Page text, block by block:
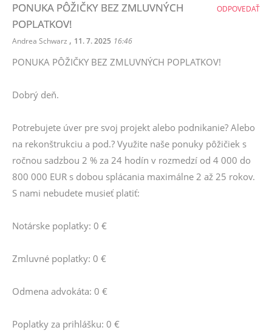
PONUKA PÔŽIČKY BEZ ZMLUVNÝCH
POPLATKOV!
Andrea Schwarz , 11. 7. 2025 16:46
PONUKA PÔŽIČKY BEZ ZMLUVNÝCH POPLATKOV!
Dobrý deň.
Potrebujete úver pre svoj projekt alebo podnikanie? Alebo
na rekonštrukciu a pod.? Využite naše ponuky pôžičiek s
ročnou sadzbou 2 % za 24 hodín v rozmedzí od 4 000 do
800 000 EUR s dobou splácania maximálne 2 až 25 rokov.
S nami nebudete musieť platiť:
Notárske poplatky: 0 €
Zmluvné poplatky: 0 €
Odmena advokáta: 0 €
Poplatky za prihlášku: 0 €
ODPOVEDAŤ